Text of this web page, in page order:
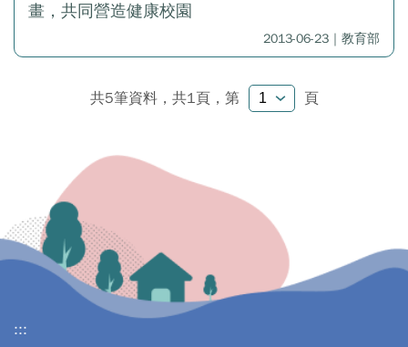
畫，共同營造健康校園
2013-06-23｜教育部
共5筆資料，共1頁， 第 頁
:::